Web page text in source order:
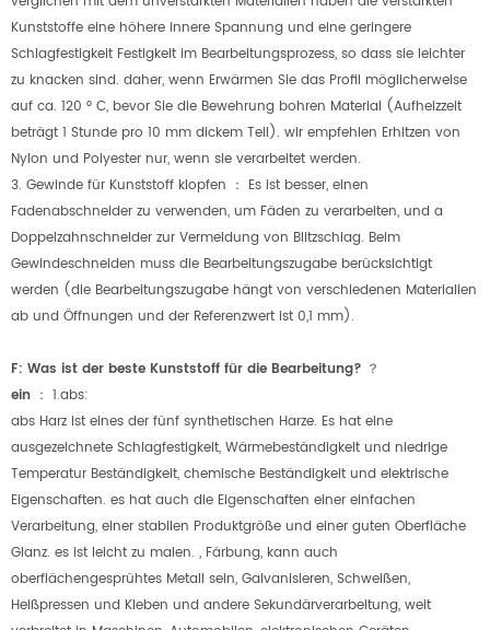
Kunststoffe eine höhere innere Spannung und eine geringere
Schlagfestigkeit Festigkeit im Bearbeitungsprozess, so dass sie leichter
zu knacken sind. daher, wenn Erwärmen Sie das Profil möglicherweise
auf ca. 120 ° C, bevor Sie die Bewehrung bohren Material (Aufheizzeit
beträgt 1 Stunde pro 10 mm dickem Teil). wir empfehlen Erhitzen von
Nylon und Polyester nur, wenn sie verarbeitet werden.
3. Gewinde für Kunststoff klopfen ： Es ist besser, einen
Fadenabschneider zu verwenden, um Fäden zu verarbeiten, und a
Doppelzahnschneider zur Vermeidung von Blitzschlag. Beim
Gewindeschneiden muss die Bearbeitungszugabe berücksichtigt
werden (die Bearbeitungszugabe hängt von verschiedenen Materialien
ab und Öffnungen und der Referenzwert ist 0,1 mm).
F: Was ist der beste Kunststoff für die Bearbeitung? ？
ein ： 1.abs:
abs Harz ist eines der fünf synthetischen Harze. Es hat eine
ausgezeichnete Schlagfestigkeit, Wärmebeständigkeit und niedrige
Temperatur Beständigkeit, chemische Beständigkeit und elektrische
Eigenschaften. es hat auch die Eigenschaften einer einfachen
Verarbeitung, einer stabilen Produktgröße und einer guten Oberfläche
Glanz. es ist leicht zu malen. , Färbung, kann auch
oberflächengesprühtes Metall sein, Galvanisieren, Schweißen,
Heißpressen und Kleben und andere Sekundärverarbeitung, weit